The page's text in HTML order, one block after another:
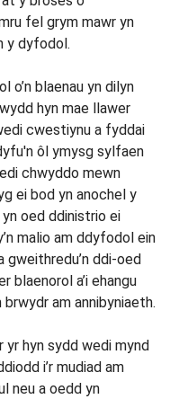
fel grym mawr yn
y dyfodol.
o’n blaenau yn dilyn
hyn mae llawer
cwestiynu a fyddai
ôl ymysg sylfaen
chwyddo mewn
ei bod yn anochel y
oed ddinistrio ei
malio am ddyfodol ein
gweithredu’n ddi-oed
blaenorol a’i ehangu
am annibyniaeth.
yr hyn sydd wedi mynd
i’r mudiad am
neu a oedd yn